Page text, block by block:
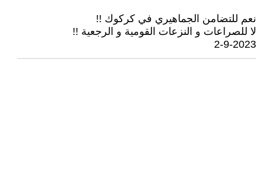
نعم للتضامن الجماهيري في كركوك !!
لا للصراعات و النزعات القومية و الرجعية !!
2-9-2023